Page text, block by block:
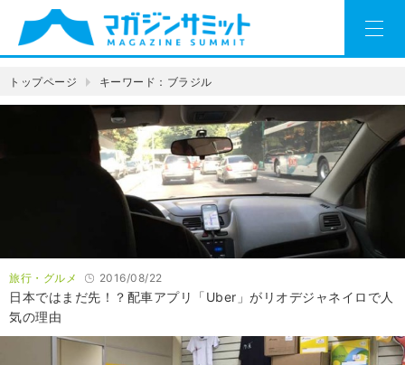
トップページ キーワード：ブラジル
旅行・グルメ 2016/08/22
日本ではまだ先！？配車アプリ「Uber」がリオデジャネイロで人
気の理由